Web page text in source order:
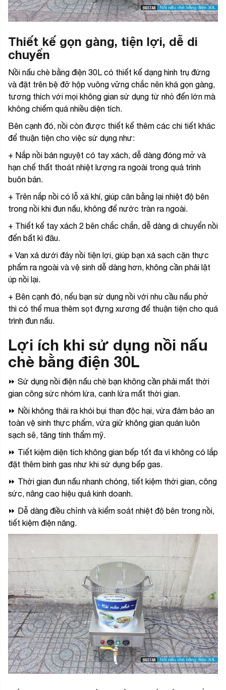
Thiết kế gọn gàng, tiện lợi, dễ di
chuyển
Nồi nấu chè bằng điện 30L có thiết kế dạng hình trụ đứng
và đặt trên bệ đỡ hộp vuông vững chắc nên khá gọn gàng,
tương thích với mọi không gian sử dụng từ nhỏ đến lớn mà
không chiếm quá nhiều diện tích.
Bên cạnh đó, nồi còn được thiết kế thêm các chi tiết khác
để thuận tiện cho việc sử dụng như:
+ Nắp nồi bán nguyệt có tay xách, dễ dàng đóng mở và
hạn chế thất thoát nhiệt lượng ra ngoài trong quá trình
buôn bán.
+ Trên nắp nồi có lỗ xả khí, giúp cân bằng lại nhiệt độ bên
trong nồi khi đun nấu, không để nước tràn ra ngoài.
+ Thiết kế tay xách 2 bên chắc chắn, dễ dàng di chuyển nồi
đến bất kì đâu.
+ Van xả dưới đáy nồi tiện lợi, giúp bạn xả sạch cặn thực
phẩm ra ngoài và vệ sinh dễ dàng hơn, không cần phải lật
úp nồi lại.
+ Bên cạnh đó, nếu bạn sử dụng nồi với nhu cầu nấu phở
thì có thể mua thêm sọt đựng xương để thuận tiện cho quá
trình đun nấu.
Lợi ích khi sử dụng nồi nấu
chè bằng điện 30L
⏩ Sử dụng nồi điện nấu chè bạn không cần phải mất thời
gian công sức nhóm lửa, canh lửa mất thời gian.
⏩ Nồi không thải ra khói bụi than độc hại, vừa đảm bảo an
toàn vệ sinh thực phẩm, vừa giữ không gian quán luôn
sạch sẽ, tăng tính thẩm mỹ.
⏩ Tiết kiệm diện tích không gian bếp tốt đa vì không có lắp
đặt thêm bình gas như khi sử dụng bếp gas.
⏩ Thời gian đun nấu nhanh chóng, tiết kiệm thời gian, công
sức, nâng cao hiệu quả kinh doanh.
⏩ Dễ dàng điều chỉnh và kiểm soát nhiệt độ bên trong nồi,
tiết kiệm điện năng.